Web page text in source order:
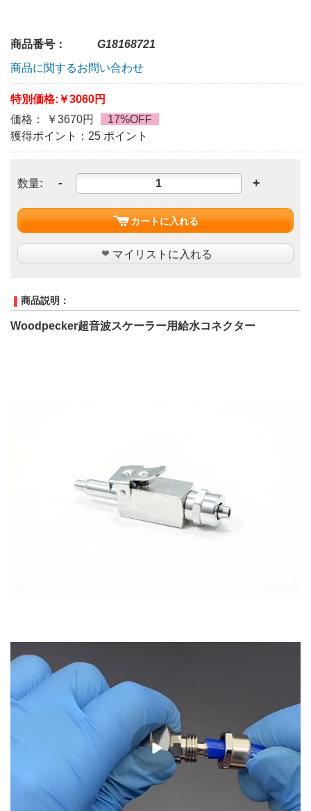
商品番号：
G18168721
商品に関するお問い合わせ
特別価格: ￥3060円
価格： ￥3670円
17%OFF
獲得ポイント：25 ポイント
数量: - +
カートに入れる
マイリストに入れる
商品説明：
Woodpecker超音波スケーラー用給水コネクター